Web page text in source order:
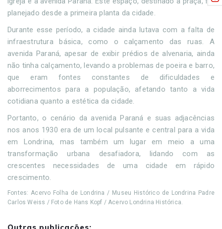
planejado desde a primeira planta da cidade.
Durante esse período, a cidade ainda lutava com a falta de
infraestrutura básica, como o calçamento das ruas. A
avenida Paraná, apesar de exibir prédios de alvenaria, ainda
não tinha calçamento, levando a problemas de poeira e barro,
que eram fontes constantes de dificuldades e
aborrecimentos para a população, afetando tanto a vida
cotidiana quanto a estética da cidade.
Portanto, o cenário da avenida Paraná e suas adjacências
nos anos 1930 era de um local pulsante e central para a vida
em Londrina, mas também um lugar em meio a uma
transformação urbana desafiadora, lidando com as
crescentes necessidades de uma cidade em rápido
crescimento.
Fontes: Acervo Folha de Londrina / Museu Histórico de Londrina Padre
Carlos Weiss / Foto de Hans Kopf / Acervo Londrina Histórica.